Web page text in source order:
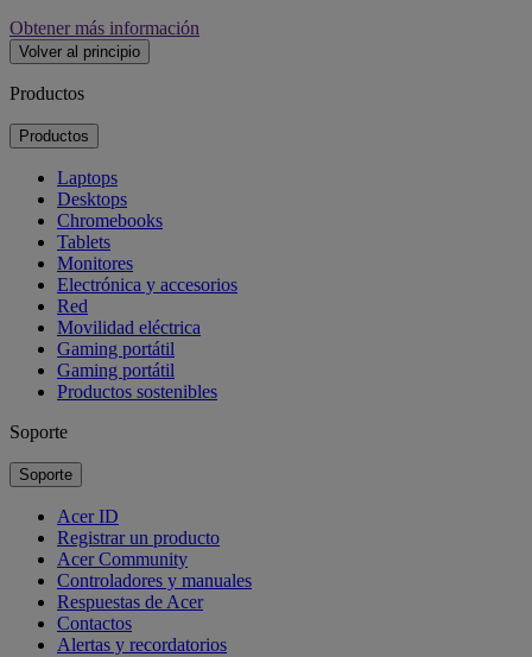
Obtener más información
Volver al principio
Productos
Productos
Laptops
Desktops
Chromebooks
Tablets
Monitores
Electrónica y accesorios
Red
Movilidad eléctrica
Gaming portátil
Gaming portátil
Productos sostenibles
Soporte
Soporte
Acer ID
Registrar un producto
Acer Community
Controladores y manuales
Respuestas de Acer
Contactos
Alertas y recordatorios